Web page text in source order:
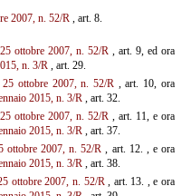
2007, n. 52/R, art. 8.
ottobre 2007, n. 52/R, art. 9, ed ora
n. 3/R, art. 29.
25 ottobre 2007, n. 52/R , art. 10, ora
2015, n. 3/R, art. 32.
ottobre 2007, n. 52/R, art. 11, e ora
2015, n. 3/R, art. 37.
ottobre 2007, n. 52/R , art. 12. , e ora
2015, n. 3/R, art. 38.
ottobre 2007, n. 52/R, art. 13. , e ora